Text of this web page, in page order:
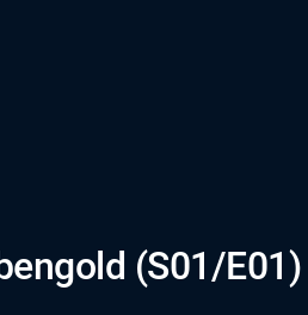
(S01/E01)